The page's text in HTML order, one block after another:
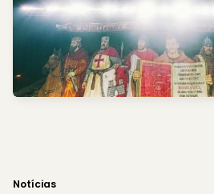
Notícias